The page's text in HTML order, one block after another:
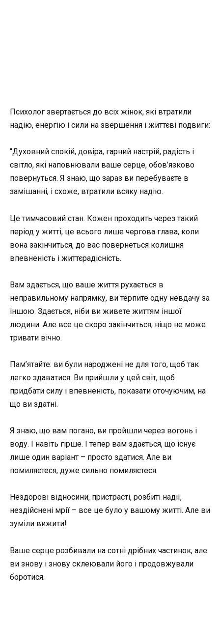
Психолог звертається до всіх жінок, які втратили
надію, енергію і сили на звершення і життєві подвиги:
“Духовний спокій, довіра, гарний настрій, радість і
світло, які наповнювали ваше серце, обов’язково
повернуться. Я знаю, що зараз ви перебуваєте в
замішанні, і схоже, втратили всяку надію.
Це тимчасовий стан. Кожен проходить через такий
період у житті, це всього лише чергова глава, коли
вона закінчиться, до вас повернеться колишня
впевненість і життєрадісність.
Вам здається, що ваше життя рухається в
неправильному напрямку, ви терпите одну невдачу за
іншою. Здається, ніби ви живете життям іншої
людини. Але все це скоро закінчиться, ніщо не може
тривати вічно.
Пам’ятайте: ви були народжені не для того, щоб так
легко здаватися. Ви прийшли у цей світ, щоб
придбати силу і впевненість, показати оточуючим, на
що ви здатні.
Я знаю, що вам погано, ви пройшли через вогонь і
воду. І навіть гірше. І тепер вам здається, що існує
лише один варіант – просто здатися. Але ви
помиляєтеся, дуже сильно помиляєтеся.
Нездорові відносини, пристрасті, розбиті надії,
нездійснені мрії – все це було у вашому житті. Але ви
зуміли вижити!
Ваше серце розбивали на сотні дрібних частинок, але
ви знову і знову склеювали його і продовжували
боротися.